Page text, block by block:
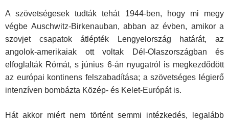
A szövetségesek tudták tehát 1944-ben, hogy mi megy
végbe Auschwitz-Birkenauban, abban az évben, amikor a
szovjet csapatok átlépték Lengyelország határát, az
angolok-amerikaiak ott voltak Dél-Olaszországban és
elfoglalták Rómát, s június 6-án nyugatról is megkezdődött
az európai kontinens felszabadítása; a szövetséges légierő
intenzíven bombázta Közép- és Kelet-Európát is.
Hát akkor miért nem történt semmi intézkedés, legalább